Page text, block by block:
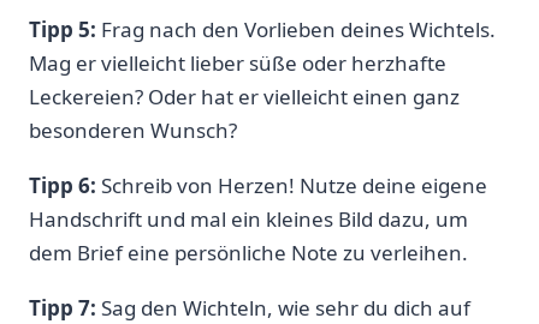
Tipp 5: Frag nach den Vorlieben deines Wichtels.
Mag er vielleicht lieber süße oder herzhafte
Leckereien? Oder hat er vielleicht einen ganz
besonderen Wunsch?
Tipp 6: Schreib von Herzen! Nutze deine eigene
Handschrift und mal ein kleines Bild dazu, um
dem Brief eine persönliche Note zu verleihen.
Tipp 7: Sag den Wichteln, wie sehr du dich auf